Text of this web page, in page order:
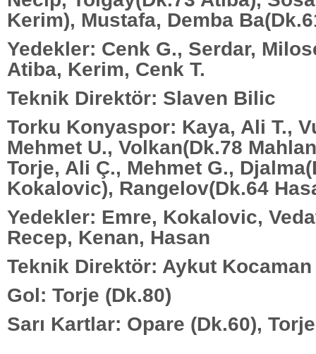
Kerim), Mustafa, Demba
Yedekler: Cenk G., Serdar,
Atiba, Kerim, Cenk T.
Teknik Direktör: Slaven Bilic
Torku Konyaspor: Kaya, Ali T.,
Mehmet U., Volkan(Dk.78
Torje, Ali Ç., Mehmet G.,
Kokalovic), Rangelov(Dk.64
Yedekler: Emre, Kokalovic,
Recep, Kenan, Hasan
Teknik Direktör: Aykut Kocaman
Gol: Torje (Dk.80)
Sarı Kartlar: Opare (Dk.60),